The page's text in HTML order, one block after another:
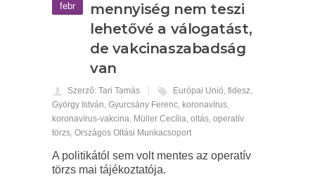
febr
mennyiség nem teszi
lehetővé a válogatást,
de vakcinaszabadság
van
Szerző: Tari Tamás Európai Unió, fidesz,
György István, Gyurcsány Ferenc, koronavírus,
koronavírus-vakcina, Müller Cecília, oltás, operatív
törzs, Országos Oltási Munkacsoport
A politikától sem volt mentes az operatív
törzs mai tájékoztatója.